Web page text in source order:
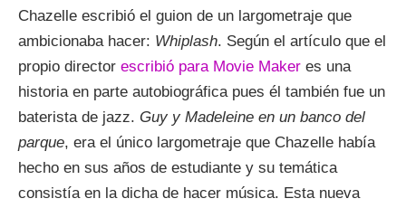
Chazelle escribió el guion de un largometraje que
ambicionaba hacer: Whiplash. Según el artículo que el
propio director escribió para Movie Maker es una
historia en parte autobiográfica pues él también fue un
baterista de jazz. Guy y Madeleine en un banco del
parque, era el único largometraje que Chazelle había
hecho en sus años de estudiante y su temática
consistía en la dicha de hacer música. Esta nueva